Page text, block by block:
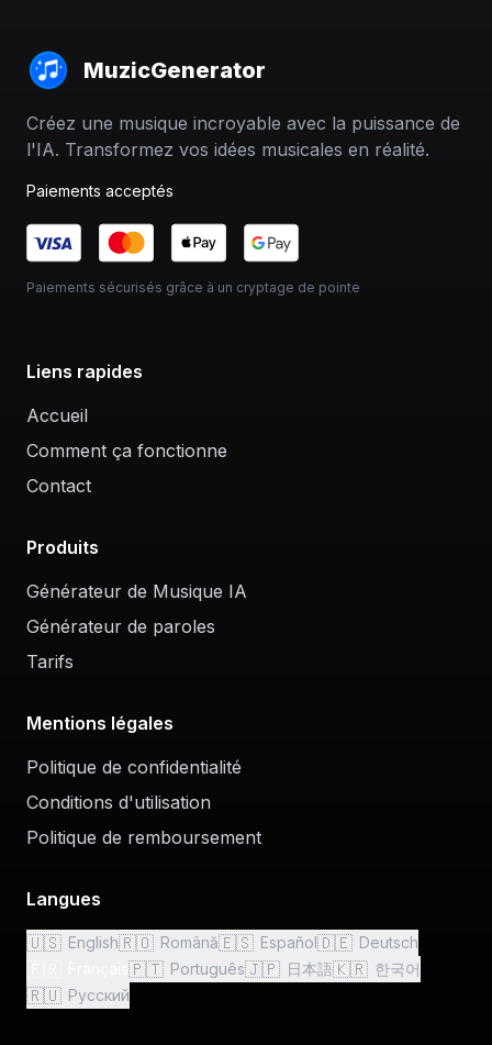
MuzicGenerator
Créez une musique incroyable avec la puissance de
l'IA. Transformez vos idées musicales en réalité.
Paiements acceptés
Paiements sécurisés grâce à un cryptage de pointe
Liens rapides
Accueil
Comment ça fonctionne
Contact
Produits
Générateur de Musique IA
Générateur de paroles
Tarifs
Mentions légales
Politique de confidentialité
Conditions d'utilisation
Politique de remboursement
Langues
🇺🇸 English🇷🇴 Română🇪🇸 Español🇩🇪 Deutsch
🇵🇹 Português🇯🇵 日本語🇰🇷 한국어
🇷🇺 Русский